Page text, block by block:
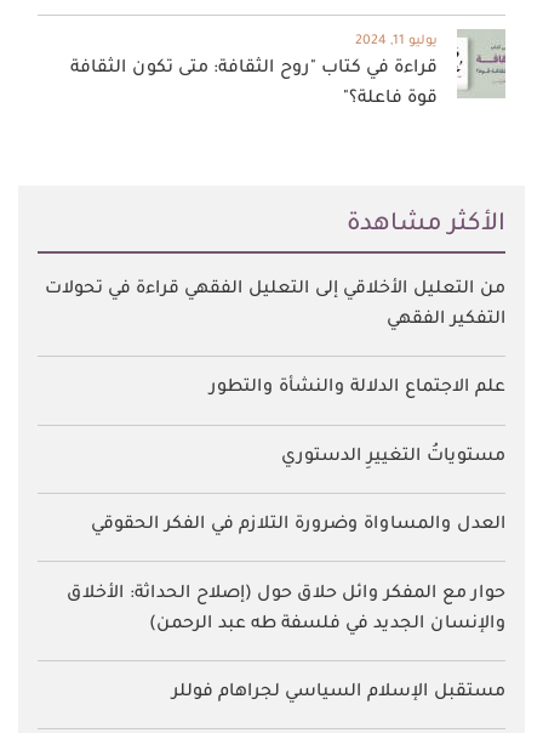
يوليو 11, 2024
قراءة في كتاب "روح الثقافة: متى تكون الثقافة
قوة فاعلة؟"
اﻷكثر مشاهدة
من التعليل الأخلاقي إلى التعليل الفقهي قراءة في تحولات
التفكير الفقهي
علم الاجتماع الدلالة والنشأة والتطور
مستوياتُ التغييرِ الدستوري
العدل والمساواة وضرورة التلازم في الفكر الحقوقي
حوار مع المفكر وائل حلاق حول (إصلاح الحداثة: الأخلاق
والإنسان الجديد في فلسفة طه عبد الرحمن)
مستقبل الإسلام السياسي لجراهام فوللر